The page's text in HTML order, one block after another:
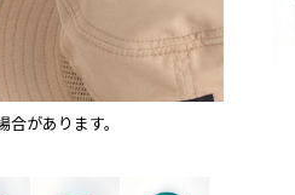
があります。